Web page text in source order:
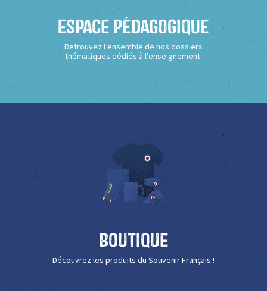
Espace Pédagogique
Retrouvez l’ensemble de nos dossiers
thématiques dédiés à l’enseignement.
Boutique
Découvrez les produits du Souvenir Français !